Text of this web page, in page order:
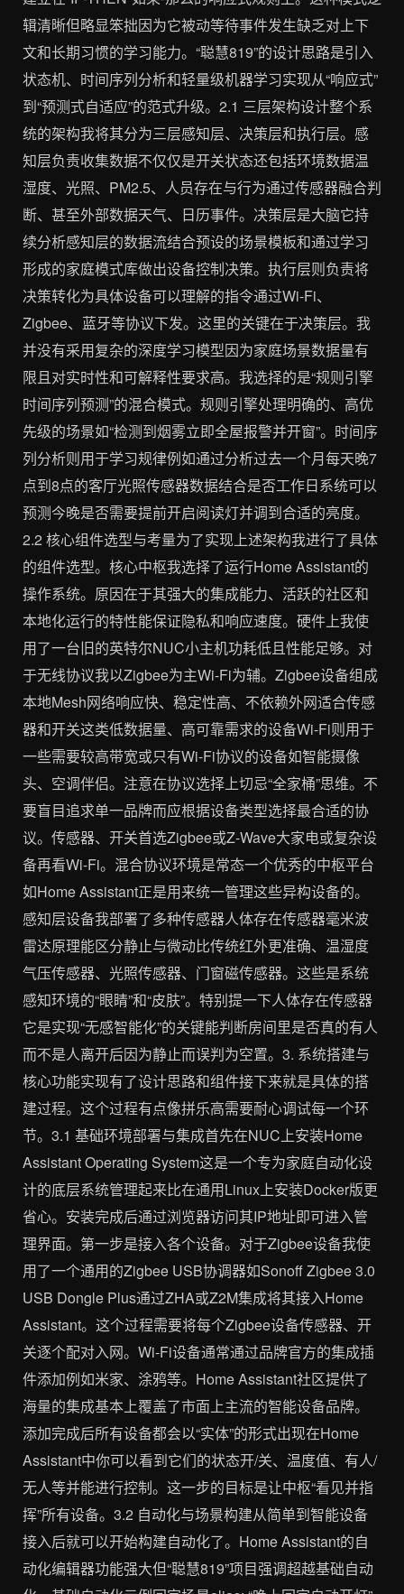
辑清晰但略显笨拙因为它被动等待事件发生缺乏对上下
文和长期习惯的学习能力。“聪慧819”的设计思路是引入
状态机、时间序列分析和轻量级机器学习实现从“响应式”
到“预测式自适应”的范式升级。2.1 三层架构设计整个系
统的架构我将其分为三层感知层、决策层和执行层。感
知层负责收集数据不仅仅是开关状态还包括环境数据温
湿度、光照、PM2.5、人员存在与行为通过传感器融合判
断、甚至外部数据天气、日历事件。决策层是大脑它持
续分析感知层的数据流结合预设的场景模板和通过学习
形成的家庭模式库做出设备控制决策。执行层则负责将
决策转化为具体设备可以理解的指令通过Wi-Fi、
Zigbee、蓝牙等协议下发。这里的关键在于决策层。我
并没有采用复杂的深度学习模型因为家庭场景数据量有
限且对实时性和可解释性要求高。我选择的是“规则引擎
时间序列预测”的混合模式。规则引擎处理明确的、高优
先级的场景如“检测到烟雾立即全屋报警并开窗”。时间序
列分析则用于学习规律例如通过分析过去一个月每天晚7
点到8点的客厅光照传感器数据结合是否工作日系统可以
预测今晚是否需要提前开启阅读灯并调到合适的亮度。
2.2 核心组件选型与考量为了实现上述架构我进行了具体
的组件选型。核心中枢我选择了运行Home Assistant的
操作系统。原因在于其强大的集成能力、活跃的社区和
本地化运行的特性能保证隐私和响应速度。硬件上我使
用了一台旧的英特尔NUC小主机功耗低且性能足够。对
于无线协议我以Zigbee为主Wi-Fi为辅。Zigbee设备组成
本地Mesh网络响应快、稳定性高、不依赖外网适合传感
器和开关这类低数据量、高可靠需求的设备Wi-Fi则用于
一些需要较高带宽或只有Wi-Fi协议的设备如智能摄像
头、空调伴侣。注意在协议选择上切忌“全家桶”思维。不
要盲目追求单一品牌而应根据设备类型选择最合适的协
议。传感器、开关首选Zigbee或Z-Wave大家电或复杂设
备再看Wi-Fi。混合协议环境是常态一个优秀的中枢平台
如Home Assistant正是用来统一管理这些异构设备的。
感知层设备我部署了多种传感器人体存在传感器毫米波
雷达原理能区分静止与微动比传统红外更准确、温湿度
气压传感器、光照传感器、门窗磁传感器。这些是系统
感知环境的“眼睛”和“皮肤”。特别提一下人体存在传感器
它是实现“无感智能化”的关键能判断房间里是否真的有人
而不是人离开后因为静止而误判为空置。3. 系统搭建与
核心功能实现有了设计思路和组件接下来就是具体的搭
建过程。这个过程有点像拼乐高需要耐心调试每一个环
节。3.1 基础环境部署与集成首先在NUC上安装Home
Assistant Operating System这是一个专为家庭自动化设
计的底层系统管理起来比在通用Linux上安装Docker版更
省心。安装完成后通过浏览器访问其IP地址即可进入管
理界面。第一步是接入各个设备。对于Zigbee设备我使
用了一个通用的Zigbee USB协调器如Sonoff Zigbee 3.0
USB Dongle Plus通过ZHA或Z2M集成将其接入Home
Assistant。这个过程需要将每个Zigbee设备传感器、开
关逐个配对入网。Wi-Fi设备通常通过品牌官方的集成插
件添加例如米家、涂鸦等。Home Assistant社区提供了
海量的集成基本上覆盖了市面上主流的智能设备品牌。
添加完成后所有设备都会以“实体”的形式出现在Home
Assistant中你可以看到它们的状态开/关、温度值、有人/
无人等并能进行控制。这一步的目标是让中枢“看见并指
挥”所有设备。3.2 自动化与场景构建从简单到智能设备
接入后就可以开始构建自动化了。Home Assistant的自
动化编辑器功能强大但“聪慧819”项目强调超越基础自动